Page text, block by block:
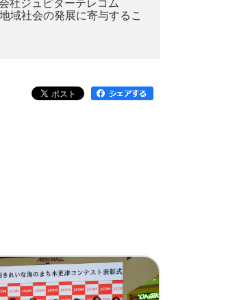
社ジュピターテレコム
域社会の発展に寄与するこ